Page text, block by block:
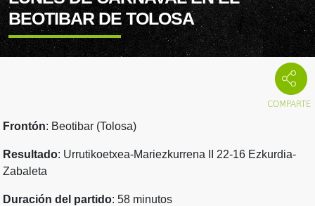
BEOTIBAR DE TOLOSA
Frontón: Beotibar (Tolosa)
Resultado: Urrutikoetxea-Mariezkurrena II 22-16 Ezkurdia-
Zabaleta
Duración del partido: 58 minutos